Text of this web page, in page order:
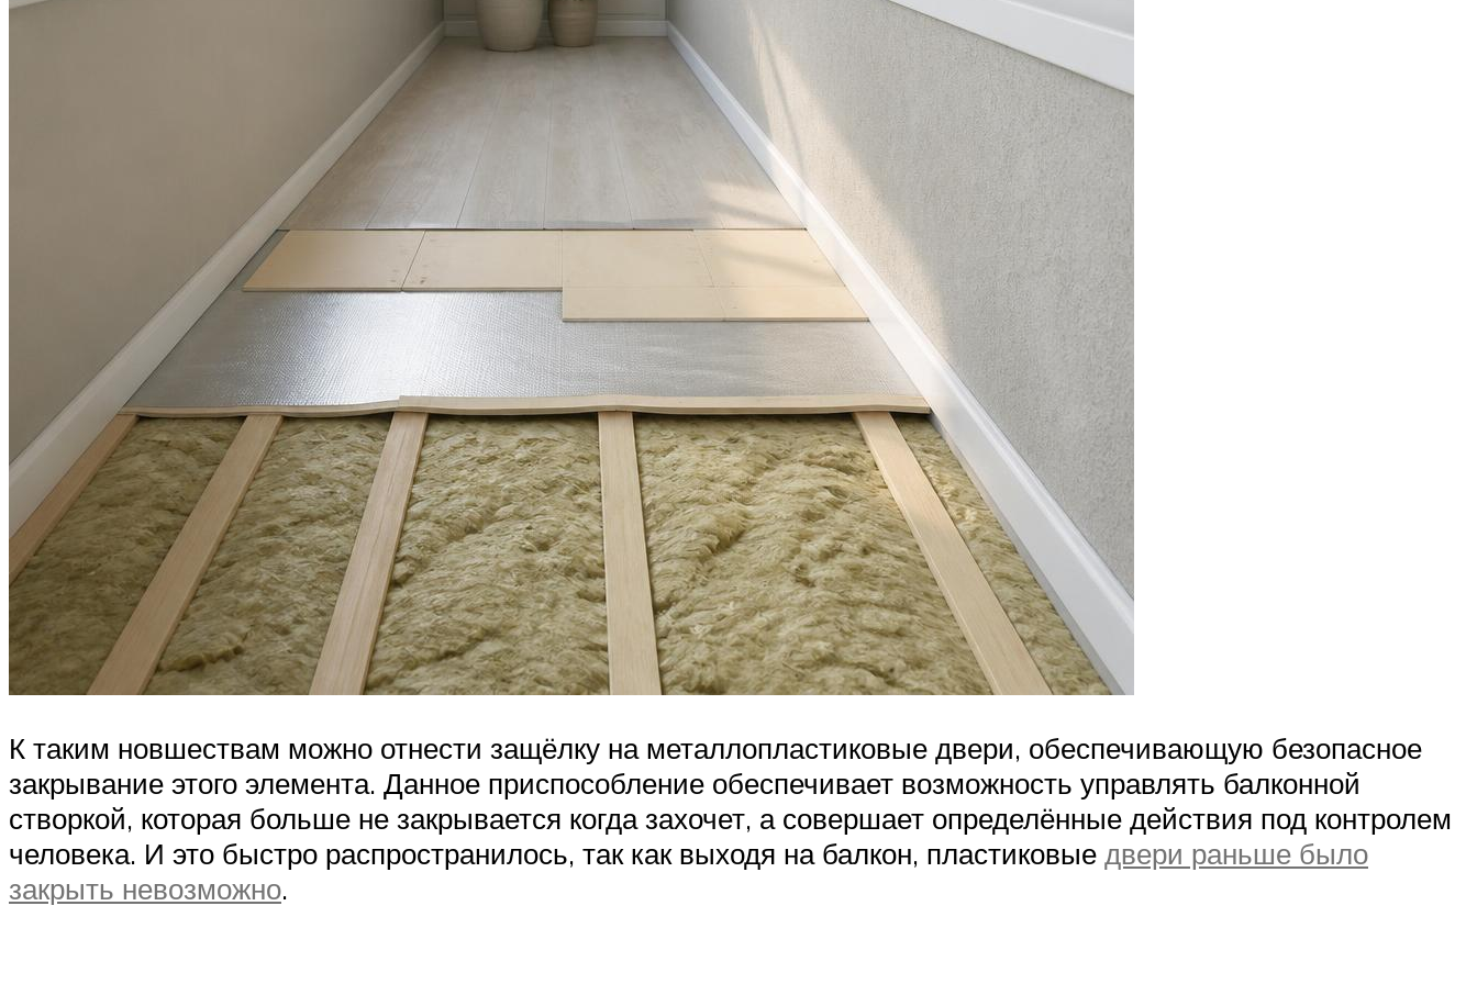
К таким новшествам можно отнести защёлку на металлопластиковые двери, обеспечивающую безопасное
закрывание этого элемента. Данное приспособление обеспечивает возможность управлять балконной
створкой, которая больше не закрывается когда захочет, а совершает определённые действия под контролем
человека. И это быстро распространилось, так как выходя на балкон, пластиковые двери раньше было
закрыть невозможно.